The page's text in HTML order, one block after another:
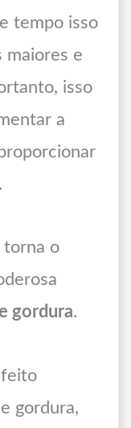
tempo isso
e
isso
a
torna o
gordura.
gordura,